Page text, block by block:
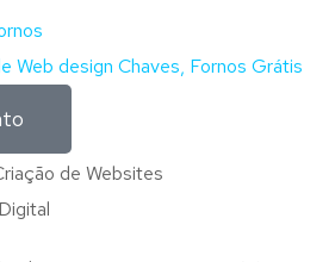
Web design Chaves, Fornos Grátis